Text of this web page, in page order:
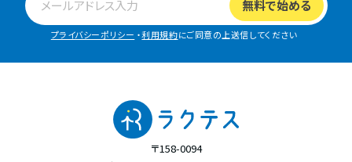
プライバシーポリシー ・利用規約にご同意の上送信してください
〒158-0094